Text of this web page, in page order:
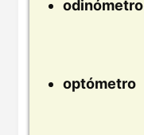
odinómetro
optómetro